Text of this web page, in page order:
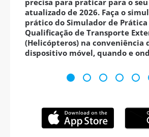
precisa para praticar para o
atualizado de 2026. Faça o
prático do Simulador de Prática
Qualificação de Transporte
(Helicópteros) na conveniência
dispositivo móvel, quando e